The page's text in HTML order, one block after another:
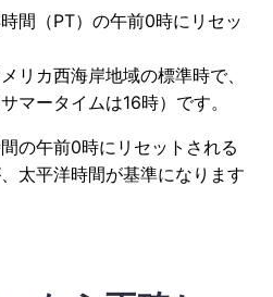
間（PT）の午前0時にリセッ
リカ西海岸地域の標準時で、
マータイムは16時）です。
の午前0時にリセットされる
太平洋時間が基準になります